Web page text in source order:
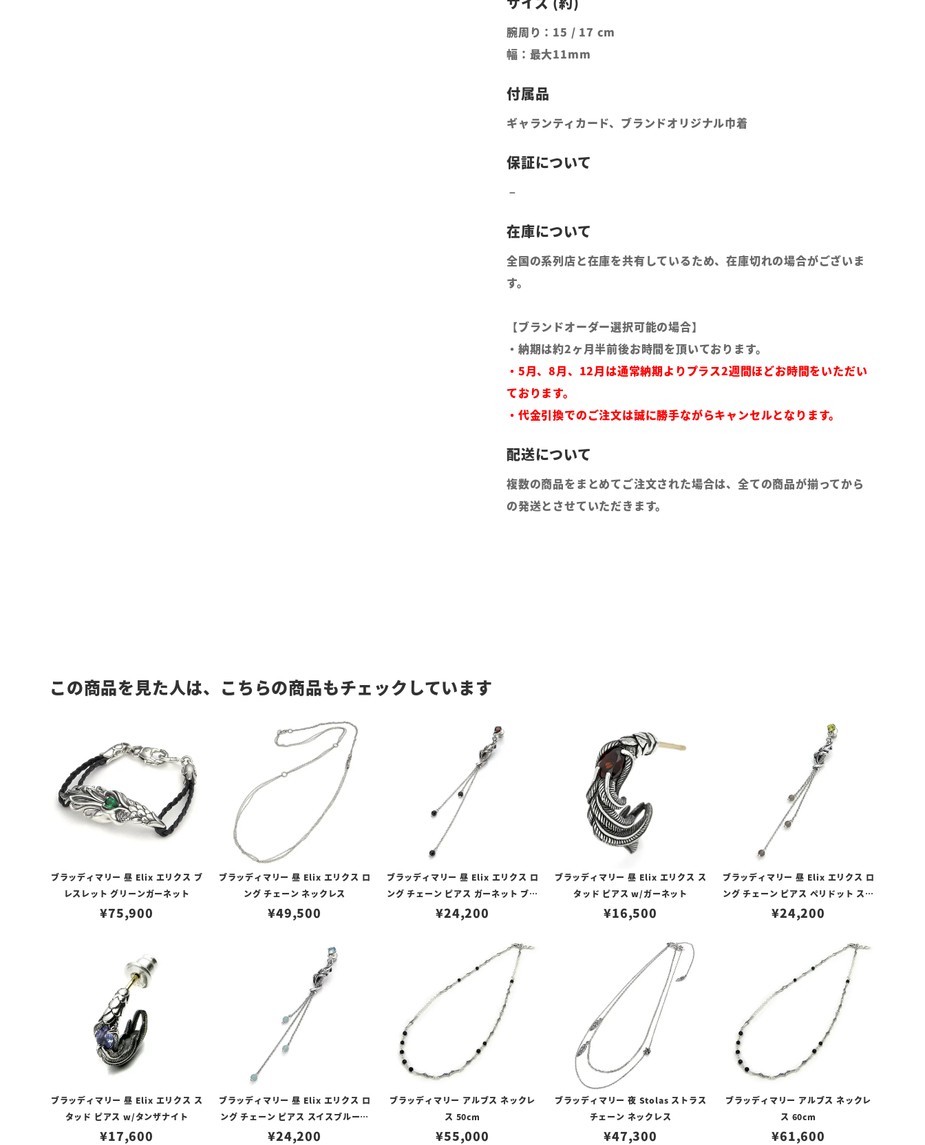
腕周り：15 / 17 cm
幅：最大11mm
ギャランティカード、ブランドオリジナル巾着
全国の系列店と在庫を共有しているため、在庫切れの場合がございま
す。
【ブランドオーダー選択可能の場合】
・納期は約2ヶ月半前後お時間を頂いております。
・5月、8月、12月は通常納期よりプラス2週間ほどお時間をいただい
ております。
・代金引換でのご注文は誠に勝手ながらキャンセルとなります。
複数の商品をまとめてご注文された場合は、全ての商品が揃ってから
の発送とさせていただきます。
この商品を見た人は、こちらの商品もチェックしています
ブラッディマリー 昼 Elix エリクス ブ
レスレット グリーンガーネット
¥75,900
ブラッディマリー 昼 Elix エリクス ロ
ング チェーン ネックレス
¥49,500
ブラッディマリー 昼 Elix エリクス ロ
ング チェーン ピアス ガーネット ブラ
ックスピネル
¥24,200
ブラッディマリー 昼 Elix エリクス ス
タッド ピアス w/ガーネット
¥16,500
ブラッディマリー 昼 Elix エリクス ロ
ング チェーン ピアス ペリドット スモ
ーキークォーツ
¥24,200
ブラッディマリー 昼 Elix エリクス ス
タッド ピアス w/タンザナイト
¥17,600
ブラッディマリー 昼 Elix エリクス ロ
ング チェーン ピアス スイスブルート
パーズ アマゾナイト
¥24,200
ブラッディマリー アルブス ネックレ
ス 50cm
¥55,000
ブラッディマリー 夜 Stolas ストラス
チェーン ネックレス
¥47,300
ブラッディマリー アルブス ネックレ
ス 60cm
¥61,600